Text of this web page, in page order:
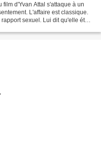
d'Yvan Attal s'attaque à un
L'affaire est classique.
sexuel. Lui dit qu'elle était